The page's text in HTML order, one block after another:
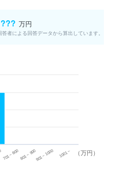
??? 万円
者による回答データから算出しています。
（万円）
701 ~ 800801 ~ 900901 ~ 1000 1001 ~